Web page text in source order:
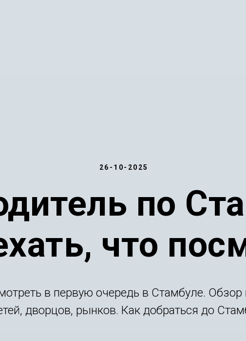
26-10-2025
по
что
в первую очередь в Стамбуле. Обзор
дворцов, рынков. Как добраться до